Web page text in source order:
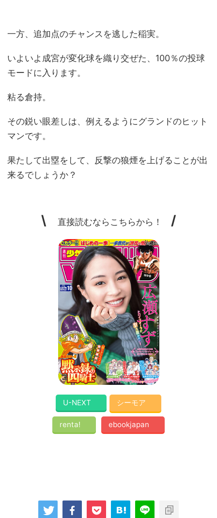
一方、追加点のチャンスを逃した稲実。
いよいよ成宮が変化球を織り交ぜた、100％の投球
モードに入ります。
粘る倉持。
その鋭い眼差しは、例えるようにグランドのヒット
マンです。
果たして出塁をして、反撃の狼煙を上げることが出
来るでしょうか？
\ 直接読むならこちらから！ /
U-NEXT シーモア
renta! ebookjapan